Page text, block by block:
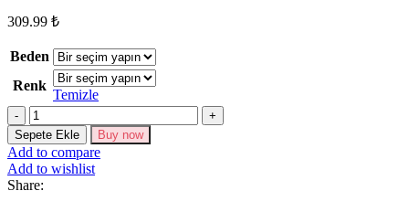
309.99 ₺
Beden
Renk
Temizle
Erkek
Yakalı
Mini
Jakarlı
Kısa
Kollu
Sepete Ekle Buy now
Add to compare
Add to wishlist
Share: